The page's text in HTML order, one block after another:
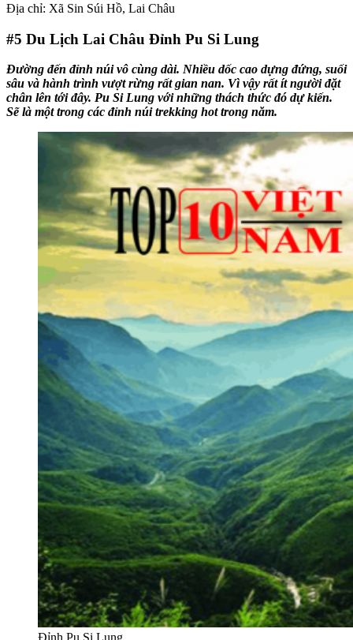
Địa chỉ: Xã Sin Súi Hồ, Lai Châu
#5 Du Lịch Lai Châu Đỉnh Pu Si Lung
Đường đến đỉnh núi vô cùng dài. Nhiều dốc cao dựng đứng, suối
sâu và hành trình vượt rừng rất gian nan. Vì vậy rất ít người đặt
chân lên tới đây. Pu Si Lung với những thách thức đó dự kiến.
Sẽ là một trong các đỉnh núi trekking hot trong năm.